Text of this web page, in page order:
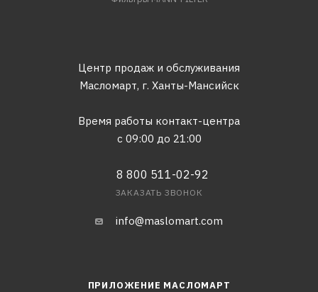
Центр продаж и обслуживания
Масломарт, г. Ханты-Мансийск
Время работы контакт-центра
с 09:00 до 21:00
8 800 511-02-92
ЗАКАЗАТЬ ЗВОНОК
info@maslomart.com
ПРИЛОЖЕНИЕ МАСЛОМАРТ